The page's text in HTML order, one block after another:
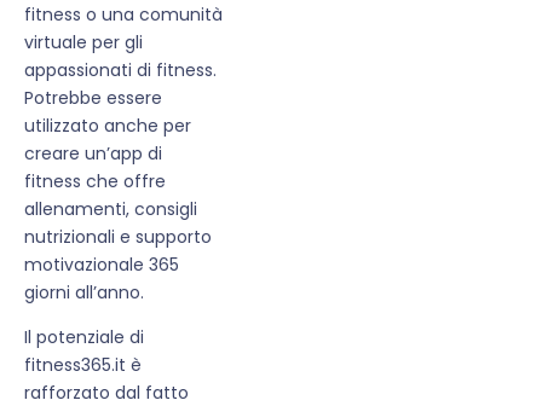
fitness o una comunità
virtuale per gli
appassionati di fitness.
Potrebbe essere
utilizzato anche per
creare un’app di
fitness che offre
allenamenti, consigli
nutrizionali e supporto
motivazionale 365
giorni all’anno.
Il potenziale di
fitness365.it è
rafforzato dal fatto